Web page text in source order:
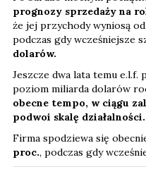
prognozy sprzedaży na
że jej przychody wyniosą od
podczas gdy wcześniejsze
dolarów.
Jeszcze dwa lata temu
poziom miliarda dolarów
obecne tempo, w ciągu
podwoi skalę działalności.
Firma spodziewa się
proc., podczas gdy